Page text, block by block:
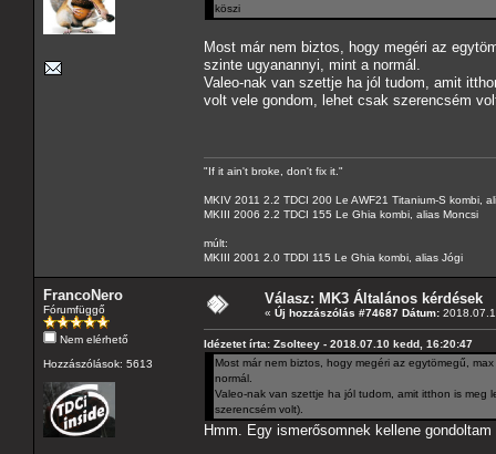
köszi
Most már nem biztos, hogy megéri az
szinte ugyanannyi, mint a normál.
Valeo-nak van szettje ha jól tudom, amit
volt vele gondom, lehet csak szerencsém
"If it ain't broke, don't fix it."
MKIV 2011 2.2 TDCI 200 Le AWF21 Titanium-S kombi,
MKIII 2006 2.2 TDCI 155 Le Ghia kombi, alias Moncsi
múlt:
MKIII 2001 2.0 TDDI 115 Le Ghia kombi, alias Jógi
FrancoNero
Fórumfüggő
Nem elérhető
Hozzászólások: 5613
Válasz: MK3 Általános kérdések
« Új hozzászólás #74687 Dátum:
Idézetet írta: Zsolteey - 2018.07.10 kedd, 16:20:47
Most már nem biztos, hogy megéri az egytömegű,
normál.
Valeo-nak van szettje ha jól tudom, amit itthon is
szerencsém volt).
Hmm. Egy ismerősomnek kellene